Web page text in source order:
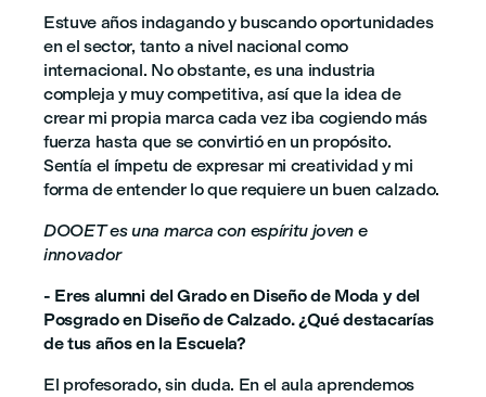
Estuve años indagando y buscando oportunidades
en el sector, tanto a nivel nacional como
internacional. No obstante, es una industria
compleja y muy competitiva, así que la idea de
crear mi propia marca cada vez iba cogiendo más
fuerza hasta que se convirtió en un propósito.
Sentía el ímpetu de expresar mi creatividad y mi
forma de entender lo que requiere un buen calzado.
DOOET es una marca con espíritu joven e
innovador
- Eres alumni del Grado en Diseño de Moda y del
Posgrado en Diseño de Calzado. ¿Qué destacarías
de tus años en la Escuela?
El profesorado, sin duda. En el aula aprendemos